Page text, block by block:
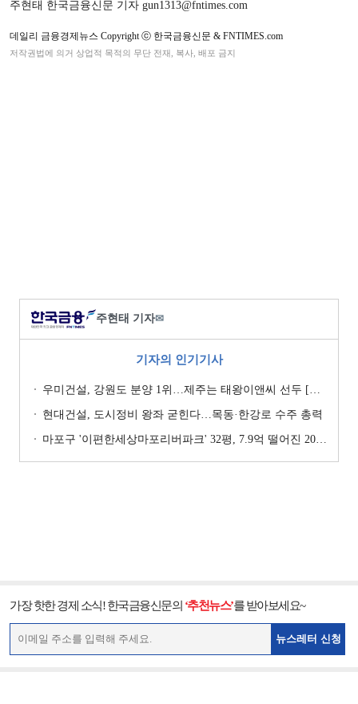
주현태 한국금융신문 기자 gun1313@fntimes.com
데일리 금융경제뉴스 Copyright ⓒ 한국금융신문 & FNTIMES.com
저작권법에 의거 상업적 목적의 무단 전재, 복사, 배포 금지
주현태 기자✉
기자의 인기기사
우미건설, 강원도 분양 1위…제주는 태왕이앤씨 선두 [이 지역 분양왕-강원·제주]
현대건설, 도시정비 왕좌 굳힌다…목동·한강로 수주 총력
마포구 '이편한세상마포리버파크' 32평, 7.9억 떨어진 20.4억원에 거래 [일일 하락가]
가장 핫한 경제 소식! 한국금융신문의 ‘추천뉴스’를 받아보세요~
뉴스레터 신청